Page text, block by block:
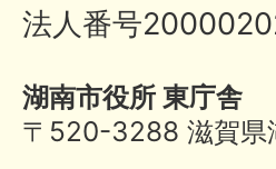
法人番号
湖南市役所 東庁舎
〒520-3288 滋賀県